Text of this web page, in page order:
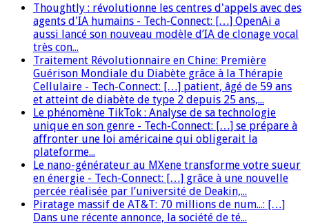
Thoughtly : révolutionne les centres d'appels avec des
agents d'IA humains - Tech-Connect: […] OpenAi a
aussi lancé son nouveau modèle d’IA de clonage vocal
très con...
Traitement Révolutionnaire en Chine: Première
Guérison Mondiale du Diabète grâce à la Thérapie
Cellulaire - Tech-Connect: […] patient, âgé de 59 ans
et atteint de diabète de type 2 depuis 25 ans,...
Le phénomène TikTok : Analyse de sa technologie
unique en son genre - Tech-Connect: […] se prépare à
affronter une loi américaine qui obligerait la
plateforme...
Le nano-générateur au MXene transforme votre sueur
en énergie - Tech-Connect: […] grâce à une nouvelle
percée réalisée par l’université de Deakin,...
Piratage massif de AT&T: 70 millions de num...: […]
Dans une récente annonce, la société de té...